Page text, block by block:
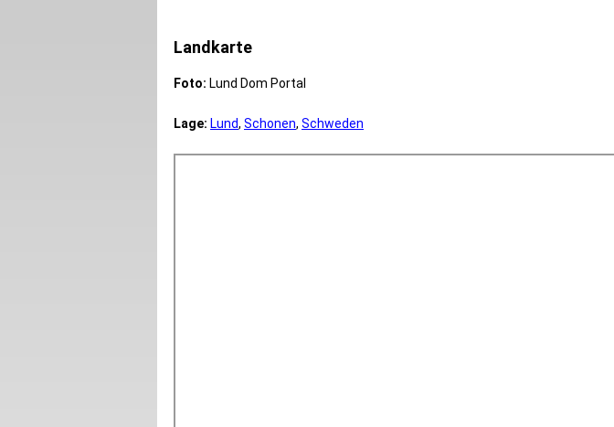
Landkarte
Foto: Lund Dom Portal
Lage: Lund, Schonen, Schweden